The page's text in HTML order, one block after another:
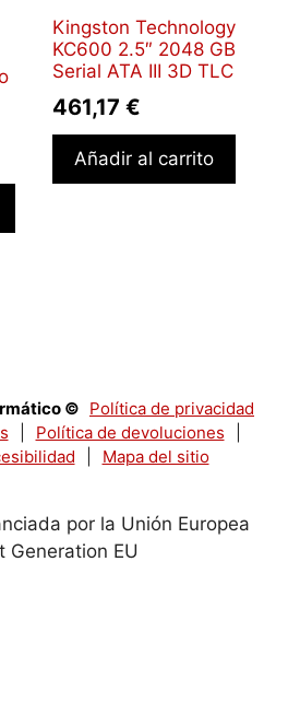
Kingston Technology
KC600 2.5″ 2048 GB
Serial ATA III 3D TLC
461,17 €
Añadir al carrito
© Política de privacidad
Política de devoluciones
Mapa del sitio
por la Unión Europea
Generation EU